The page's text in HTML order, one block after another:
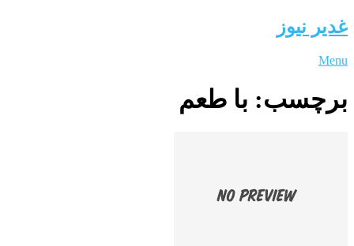
غدیر نیوز
Menu
برچسب: با طعم